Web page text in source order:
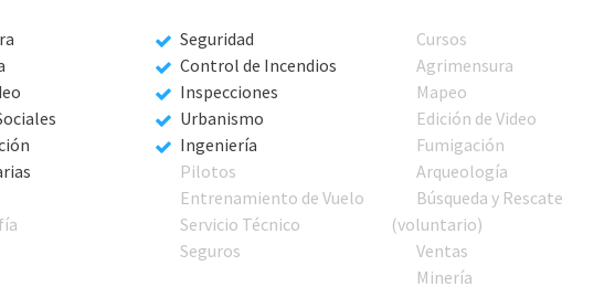
Seguridad
Control de Incendios
Inspecciones
Urbanismo
Ingeniería
Pilotos
Entrenamiento de Vuelo
Servicio Técnico
Seguros
Cursos
Agrimensura
Mapeo
Edición de Video
Fumigación
Arqueología
Búsqueda y Rescate
(voluntario)
Ventas
Minería